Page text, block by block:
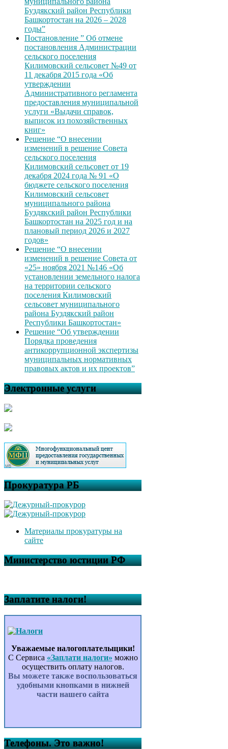
Буздякский район Республики
Башкортостан на 2026 – 2028
годы”
Постановление ” Об отмене
постановления Администрации
сельского поселения
Килимовский сельсовет №49 от
11 декабря 2015 года «Об
утверждении
Административного регламента
предоставления муниципальной
услуги «Выдачи справок,
выписок из похозяйственных
книг»
Решение “О внесении
изменений в решение Совета
сельского поселения
Килимовский сельсовет от 19
декабря 2024 года № 91 «О
бюджете сельского поселения
Килимовский сельсовет
муниципального района
Буздякский район Республики
Башкортостан на 2025 год и на
плановый период 2026 и 2027
годов»
Решение “О внесении
изменений в решение Совета от
«25» ноября 2021 №146 «Об
установлении земельного налога
на территории сельского
поселения Килимовский
сельсовет муниципального
района Буздякский район
Республики Башкортостан»
Решение “Об утверждении
Порядка проведения
антикоррупционной экспертизы
муниципальных нормативных
правовых актов и их проектов”
Электронные услуги
Прокуратура РБ
Материалы прокуратуры на
сайте
Министерство юстиции РФ
Заплатите налоги!
Уважаемые налогоплательщики!
С Сервиса «Заплати налоги» можно
осуществить оплату налогов.
Вы можете также воспользоваться
удобными кнопками в нижней
части нашего сайта
Телефоны. Это важно!